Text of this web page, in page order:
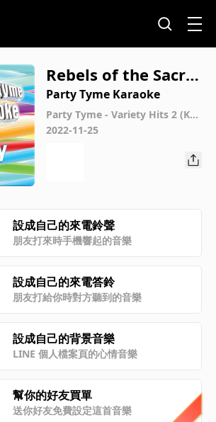
Rebels of the Sacre
d Heart (Made Popu
lar By Flogging Mol
ly) [Karaoke Versio
Party Tyme Karaoke
Party Tyme - Variety Hits 2 (Kar
aoke Versions)
2022-11-25
設成自己的來電鈴聲
朋友打來時手機響起的音樂
設成自己的來電答鈴
朋友打給你時對方聽到的音樂
設成自己的背景音樂
LINE 個人檔案頁的心情音樂
幫你的好友買單
送你好友免費設定這首音樂